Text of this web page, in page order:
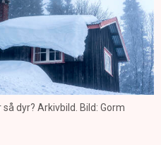
dyr? Arkivbild. Bild: Gorm